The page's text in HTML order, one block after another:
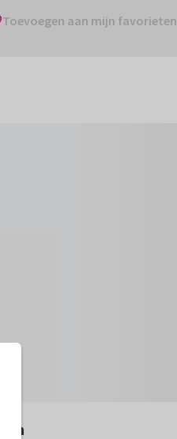
Toevoegen aan mijn favorieten